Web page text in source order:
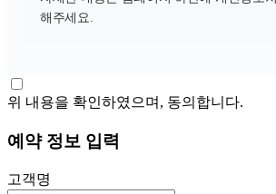
해주세요.
위 내용을 확인하였으며, 동의합니다.
예약 정보 입력
고객명